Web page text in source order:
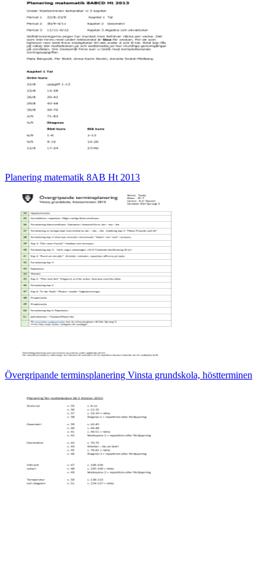
Planering matematik 8AB Ht 2013
Övergripande terminsplanering Vinsta grundskola, höstterminen